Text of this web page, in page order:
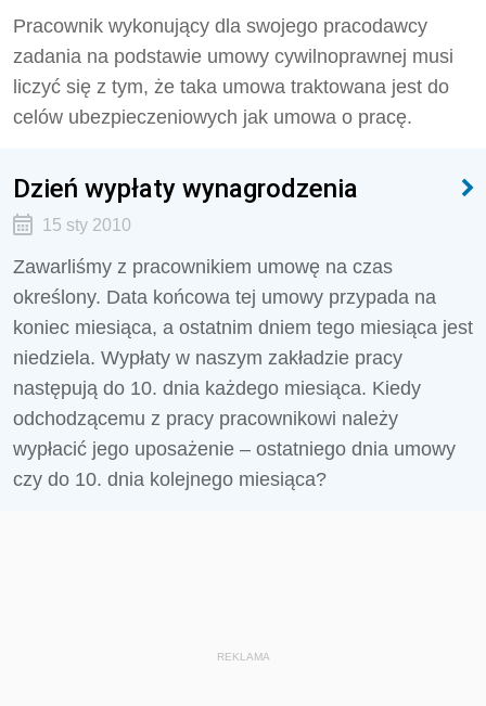
Pracownik wykonujący dla swojego pracodawcy
zadania na podstawie umowy cywilnoprawnej musi
liczyć się z tym, że taka umowa traktowana jest do
celów ubezpieczeniowych jak umowa o pracę.
Dzień wypłaty wynagrodzenia
15 sty 2010
Zawarliśmy z pracownikiem umowę na czas
określony. Data końcowa tej umowy przypada na
koniec miesiąca, a ostatnim dniem tego miesiąca jest
niedziela. Wypłaty w naszym zakładzie pracy
następują do 10. dnia każdego miesiąca. Kiedy
odchodzącemu z pracy pracownikowi należy
wypłacić jego uposażenie – ostatniego dnia umowy
czy do 10. dnia kolejnego miesiąca?
REKLAMA